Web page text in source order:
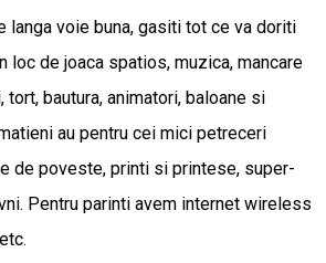
langa voie buna, gasiti tot ce va doriti
loc de joaca spatios, muzica, mancare
bautura, animatori, baloane si
au pentru cei mici petreceri
de poveste, printi si printese, super-
Pentru parinti avem internet wireless